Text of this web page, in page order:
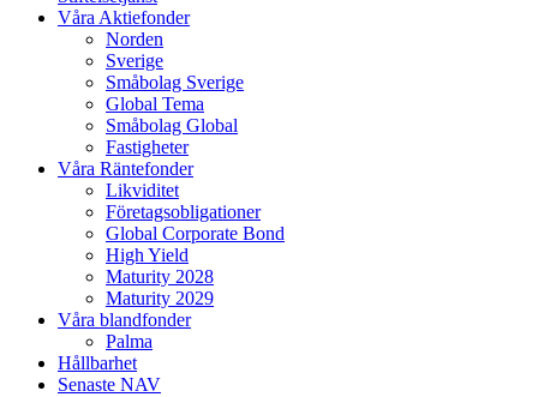
Våra Aktiefonder
Norden
Sverige
Småbolag Sverige
Global Tema
Småbolag Global
Fastigheter
Våra Räntefonder
Likviditet
Företagsobligationer
Global Corporate Bond
High Yield
Maturity 2028
Maturity 2029
Våra blandfonder
Palma
Hållbarhet
Senaste NAV